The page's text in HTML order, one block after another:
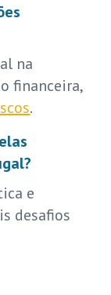
na
financeira,
.
e
desafios